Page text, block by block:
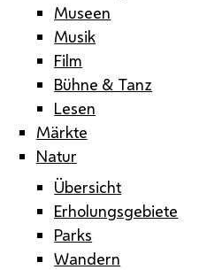
Museen
Musik
Film
Bühne & Tanz
Lesen
Märkte
Natur
Übersicht
Erholungsgebiete
Parks
Wandern